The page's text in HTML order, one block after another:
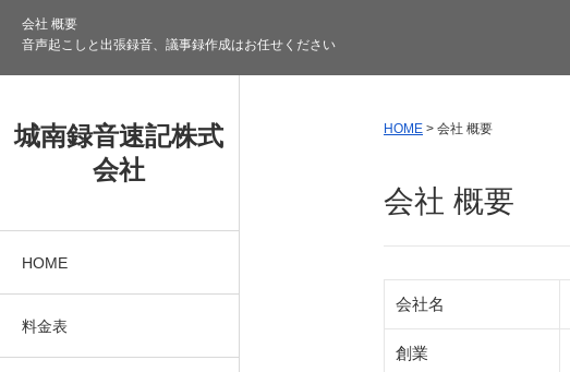
会社 概要
音声起こしと出張録音、議事録作成はお任せください
城南録音速記株式
会社
HOME
料金表
HOME > 会社 概要
会社 概要
会社名
創業